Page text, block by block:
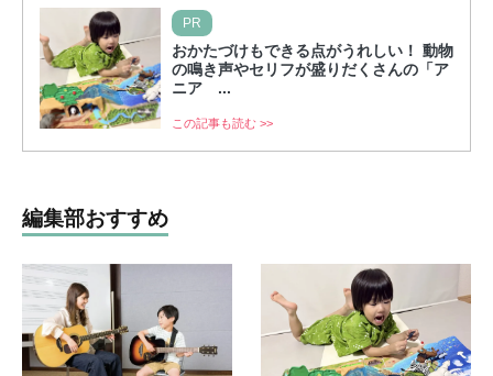
PR
おかたづけもできる点がうれしい！ 動物
の鳴き声やセリフが盛りだくさんの「ア
ニア ...
この記事も読む >>
編集部おすすめ